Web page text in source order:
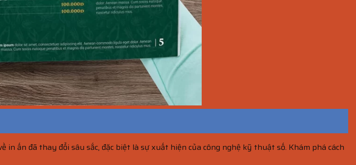
ấn đã thay đổi sâu sắc, đặc biệt là sự xuất hiện của công nghệ kỹ thuật số. Khám phá cách